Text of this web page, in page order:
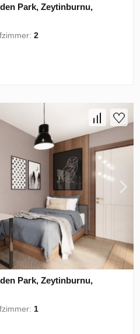
Park, Zeytinburnu,
2
Park, Zeytinburnu,
1